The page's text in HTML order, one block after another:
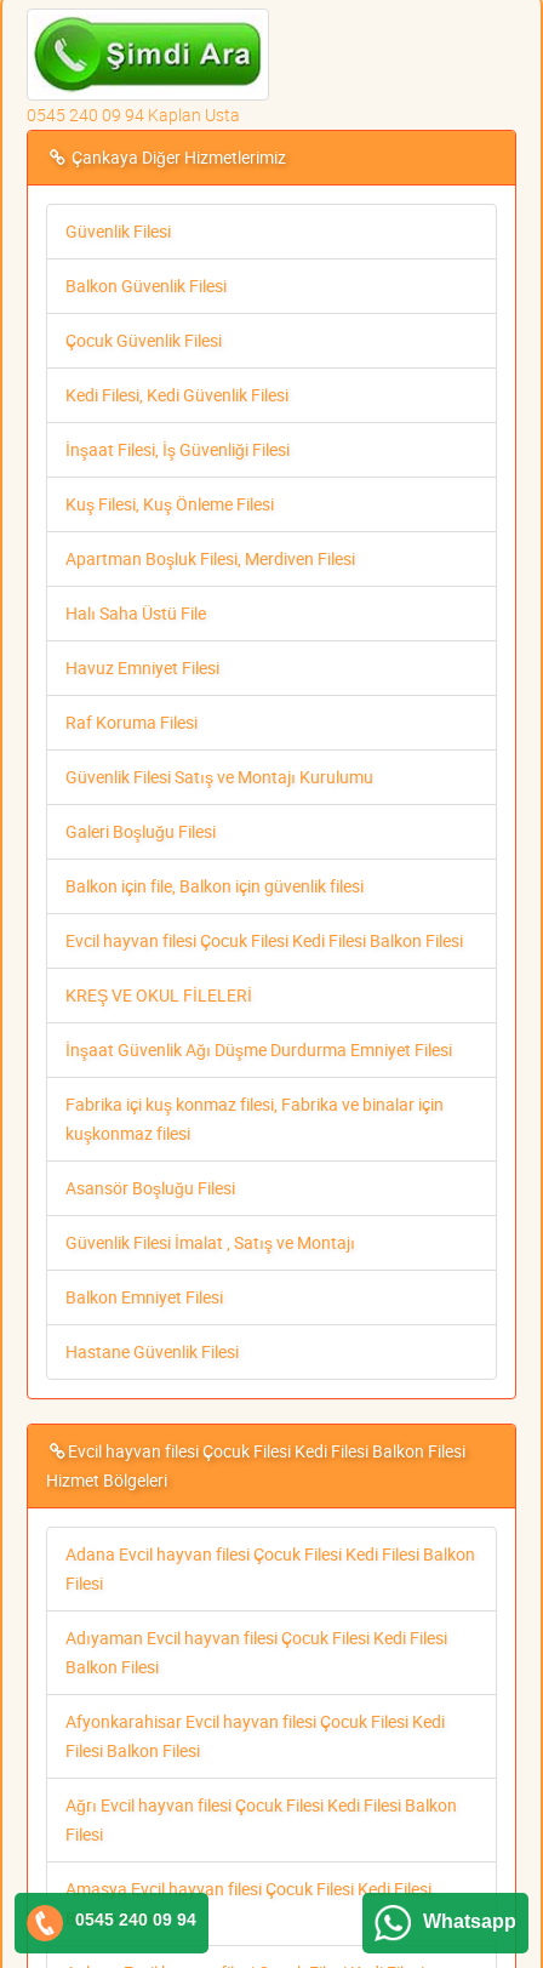
0545 240 09 94 Kaplan Usta
Çankaya Diğer Hizmetlerimiz
Güvenlik Filesi
Balkon Güvenlik Filesi
Çocuk Güvenlik Filesi
Kedi Filesi, Kedi Güvenlik Filesi
İnşaat Filesi, İş Güvenliği Filesi
Kuş Filesi, Kuş Önleme Filesi
Apartman Boşluk Filesi, Merdiven Filesi
Halı Saha Üstü File
Havuz Emniyet Filesi
Raf Koruma Filesi
Güvenlik Filesi Satış ve Montajı Kurulumu
Galeri Boşluğu Filesi
Balkon için file, Balkon için güvenlik filesi
Evcil hayvan filesi Çocuk Filesi Kedi Filesi Balkon Filesi
KREŞ VE OKUL FİLELERİ
İnşaat Güvenlik Ağı Düşme Durdurma Emniyet Filesi
Fabrika içi kuş konmaz filesi, Fabrika ve binalar için
kuşkonmaz filesi
Asansör Boşluğu Filesi
Güvenlik Filesi İmalat , Satış ve Montajı
Balkon Emniyet Filesi
Hastane Güvenlik Filesi
Evcil hayvan filesi Çocuk Filesi Kedi Filesi Balkon Filesi
Hizmet Bölgeleri
Adana Evcil hayvan filesi Çocuk Filesi Kedi Filesi Balkon
Filesi
Adıyaman Evcil hayvan filesi Çocuk Filesi Kedi Filesi
Balkon Filesi
Afyonkarahisar Evcil hayvan filesi Çocuk Filesi Kedi
Filesi Balkon Filesi
Ağrı Evcil hayvan filesi Çocuk Filesi Kedi Filesi Balkon
Filesi
Amasya Evcil hayvan filesi Çocuk Filesi Kedi Filesi
Balkon Filesi
0545 240 09 94 Whatsapp